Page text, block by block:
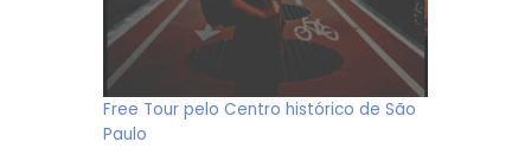
Free Tour pelo Centro histórico de São
Paulo